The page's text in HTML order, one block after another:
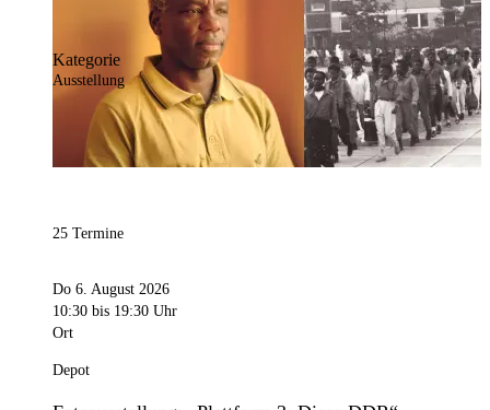
Kategorie
Ausstellung
25 Termine
Do 6. August 2026
10:30 bis 19:30 Uhr
Ort
Depot